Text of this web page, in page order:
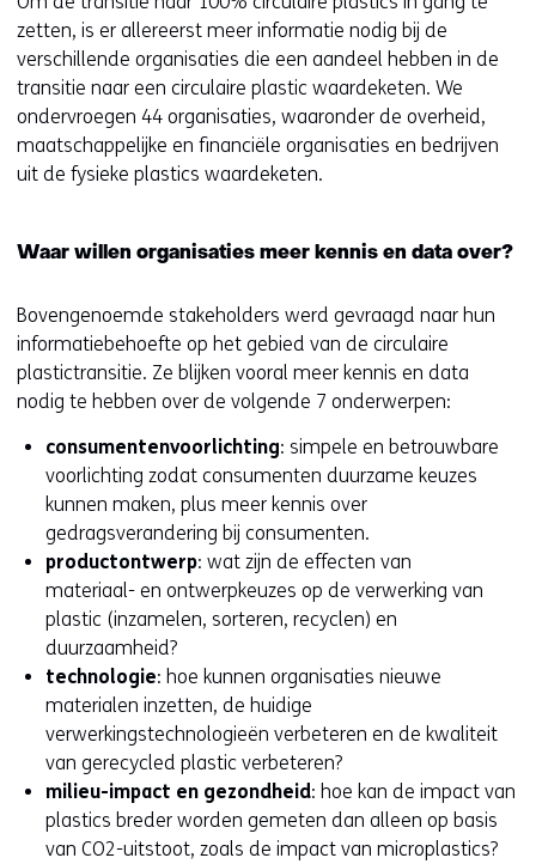
zetten, is er allereerst meer informatie nodig bij de
verschillende organisaties die een aandeel hebben in de
transitie naar een circulaire plastic waardeketen. We
ondervroegen 44 organisaties, waaronder de overheid,
maatschappelijke en financiële organisaties en bedrijven
uit de fysieke plastics waardeketen.
Waar willen organisaties meer kennis en data over?
Bovengenoemde stakeholders werd gevraagd naar hun
informatiebehoefte op het gebied van de circulaire
plastictransitie. Ze blijken vooral meer kennis en data
nodig te hebben over de volgende 7 onderwerpen:
consumentenvoorlichting: simpele en betrouwbare
voorlichting zodat consumenten duurzame keuzes
kunnen maken, plus meer kennis over
gedragsverandering bij consumenten.
productontwerp: wat zijn de effecten van
materiaal- en ontwerpkeuzes op de verwerking van
plastic (inzamelen, sorteren, recyclen) en
duurzaamheid?
technologie: hoe kunnen organisaties nieuwe
materialen inzetten, de huidige
verwerkingstechnologieën verbeteren en de kwaliteit
van gerecycled plastic verbeteren?
milieu-impact en gezondheid: hoe kan de impact van
plastics breder worden gemeten dan alleen op basis
van CO2-uitstoot, zoals de impact van microplastics?